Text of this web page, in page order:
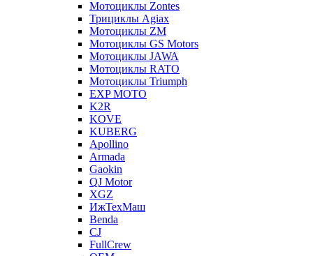
Мотоциклы Zontes
Трициклы Agiax
Мотоциклы ZM
Мотоциклы GS Motors
Мотоциклы JAWA
Мотоциклы RATO
Мотоциклы Triumph
EXP MOTO
K2R
KOVE
KUBERG
Apollino
Armada
Gaokin
QJ Motor
XGZ
ИжТехМаш
Benda
CJ
FullCrew